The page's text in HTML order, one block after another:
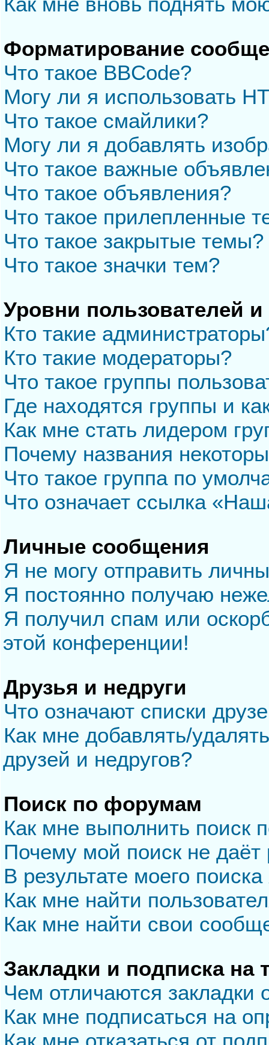
Форматирование
Что такое BBCode?
Могу ли я использовать
Что такое смайлики?
Могу ли я добавлять
Что такое важные
Что такое объявления?
Что такое прилепленные
Что такое закрытые темы?
Что такое значки тем?
Уровни пользователей
Кто такие
Кто такие модераторы?
Что такое группы
Где находятся группы и
Как мне стать лидером
Почему названия
Что такое группа по
Что означает ссылка
Личные сообщения
Я не могу отправить
Я постоянно получаю
Я получил спам или
этой конференции!
Друзья и недруги
Что означают списки
Как мне добавлять/
друзей и недругов?
Поиск по форумам
Как мне выполнить
Почему мой поиск не даёт
В результате моего
Как мне найти
Как мне найти свои
Закладки и подписка на
Чем отличаются закладки
Как мне подписаться на